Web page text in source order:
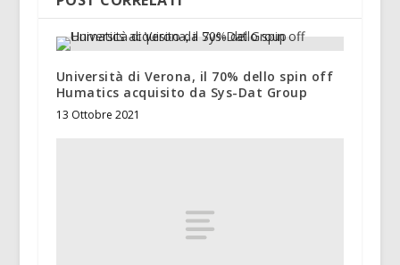
Università di Verona, il 70% dello spin off
Humatics acquisito da Sys-Dat Group
13 Ottobre 2021